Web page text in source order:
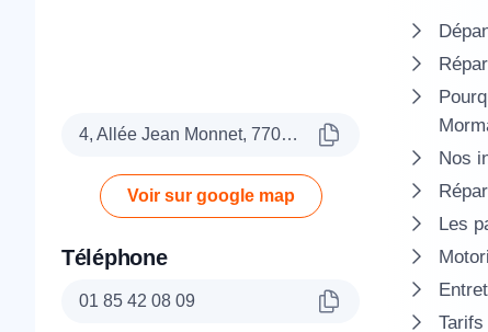
4, Allée Jean Monnet, 77090 Collégien
Voir sur google map
Téléphone
01 85 42 08 09
Nos
Les